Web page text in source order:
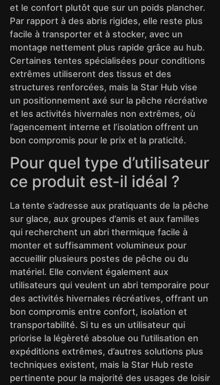
et le confort plutôt que sur un poids plancher.
Par rapport à des abris rigides, elle reste plus
facile à transporter et à stocker, avec un
montage nettement plus rapide grâce au hub.
Certaines tentes spécialisées pour conditions
extrêmes utiliseront des tissus et des
structures renforcées, mais la Star Hub vise
un positionnement axé sur la pêche récréative
et les activités hivernales non extrêmes, où
l’agencement interne et l’isolation offrent un
bon compromis pour le prix et la praticité.
Pour quel type d’utilisateur
ce produit est-il idéal ?
La tente s’adresse aux pratiquants de la pêche
sur glace, aux groupes d’amis et aux familles
qui recherchent un abri thermique facile à
monter et suffisamment volumineux pour
accueillir plusieurs postes de pêche ou du
matériel. Elle convient également aux
utilisateurs qui veulent un abri temporaire pour
des activités hivernales récréatives, offrant un
bon compromis entre confort, isolation et
transportabilité. Si tu es un utilisateur qui
priorise la légèreté absolue ou l’utilisation en
expéditions extrêmes, d’autres solutions plus
techniques existent, mais la Star Hub reste
pertinente pour la majorité des usages de loisir